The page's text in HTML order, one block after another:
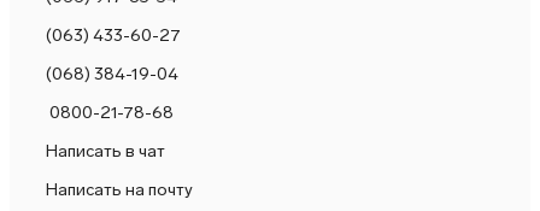
(063) 433-60-27
(068) 384-19-04
0800-21-78-68
Написать в чат
Написать на почту